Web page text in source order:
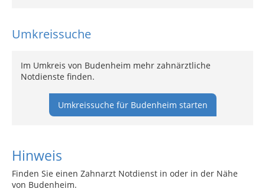
Umkreissuche
Im Umkreis von Budenheim mehr zahnärztliche
Notdienste finden.
Umkreissuche für Budenheim starten
Hinweis
Finden Sie einen Zahnarzt Notdienst in oder in der Nähe
von Budenheim.